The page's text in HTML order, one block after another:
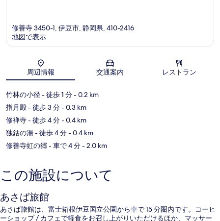
地図
修善寺 3450-1, 伊豆市, 静岡県, 410-2416
地図で表示
周辺情報 交通案内 レストラン
竹林の小径- 徒歩 1 分- 0.2 km
指月殿- 徒歩 3 分- 0.3 km
修禅寺- 徒歩 4 分- 0.4 km
独鈷の湯- 徒歩 4 分- 0.4 km
修善寺虹の郷- 車で 4 分- 2.0 km
この施設について
あさば旅館
あさば旅館は、富士箱根伊豆国立公園から車で 15 分圏内です。コーヒ
ーショップ / カフェで軽食をお召し上がりいただけるほか、マッサー